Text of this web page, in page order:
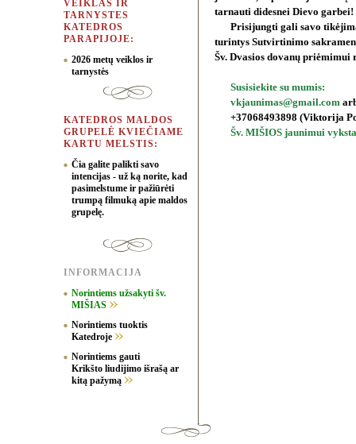
VEIKLAS IR
TARNYSTES
KATEDROS
PARAPIJOJE:
2026 metų veiklos ir
tarnystės
KATEDROS MALDOS
GRUPELĖ KVIEČIAME
KARTU MELSTIS:
Čia galite palikti savo
intencijas - už ką norite, kad
pasimelstume ir pažiūrėti
trumpą filmuką apie maldos
grupelę.
INFORMACIJA
Norintiems užsakyti šv.
MIŠIAS
Norintiems tuoktis
Katedroje
Norintiems gauti
Krikšto liudijimo išrašą ar
kitą pažymą
tarnauti didesnei Dievo garbei!
Prisijungti gali savo
turintys Sutvirtinimo
Šv. Dvasios dovanų
Susisiekite su mumis:
vkjaunimas@gmail.com
+37068493898 (Viktorija
Šv. MIŠIOS jaunimui